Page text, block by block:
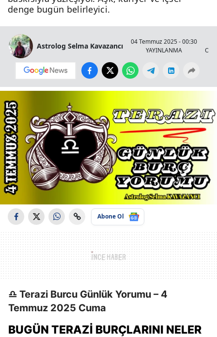
denge bugün belirleyici.
Astrolog Selma Kavazancı
04 Temmuz 2025 - 00:30
YAYINLANMA
Abone Ol
♎ Terazi Burcu Günlük Yorumu – 4
Temmuz 2025 Cuma
BUGÜN TERAZI BURÇLARINI NELER